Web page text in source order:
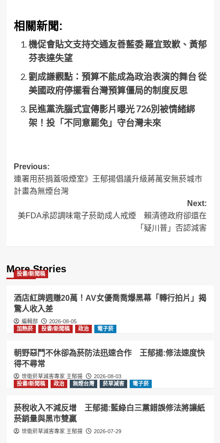
相關新聞:
機促會貼文支持交通友善藍委 羅宜致歉、黃郁
芬表達失望
劉成謙觀點：預算不能成為政治表演的舞台 從
美國政府停擺看台灣預算僵局的制度反思
民進黨洗腦式宣傳影片曝光 726別被情緒綁
架！投「不同意罷免」守台灣未來
Post
navigation
Previous:
連署用菸捐蓋吸煙室》王郁揚倡議升級蔣萬安無菸城市
計畫為無煙台灣
Next:
美FDA承認調味電子菸助成人戒煙 賴清德政府卻還在
「疑川普」否認減害
More Stories
投書/新聞稿
酒店紅牌週賺20萬！AV女優喬喬爆黑幕「轉行拍片」揭
驚人收入差
編輯部
2026-08-05
加熱菸
投書/新聞稿 政治 電子菸
朝野惡鬥不休卻為菸防法迅速合作 王郁揚:修法速度快
得不尋常
世衛菸草減害專家 王郁揚
2026-08-03
投書/新聞稿
政治 無煙台灣 菸草減害 電子菸
菸稅收入不減反增 王郁揚:藍綠白三黨錯誤修法將讓紙
菸銷量與黑市雙贏
世衛菸草減害專家 王郁揚 2026-07-29